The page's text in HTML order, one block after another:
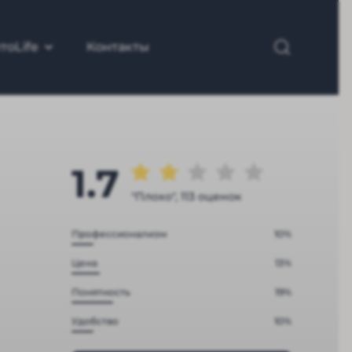
Контакты
1.7 "Плохо", 113 оценок
Профессионализм 10%
Цена 13%
Понятность 19%
Удобство 10%